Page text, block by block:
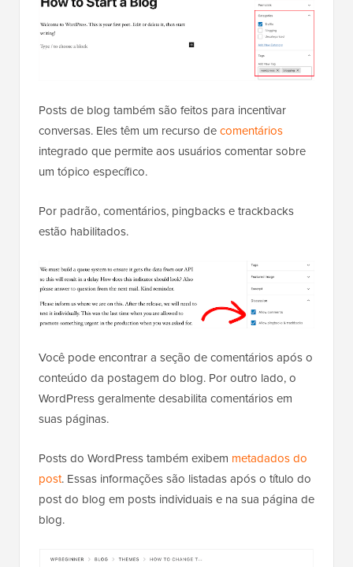
Posts de blog também são feitos para incentivar
conversas. Eles têm um recurso decomentários
integrado que permite aos usuários comentar sobre
um tópico específico.
Por padrão, comentários, pingbacks e trackbacks
estão habilitados.
Você pode encontrar a seção de comentários após o
conteúdo da postagem do blog. Por outro lado, o
WordPress geralmente desabilita comentários em
suas páginas.
Posts do WordPress também exibem metadados do
post. Essas informações são listadas após o título do
post do blog em posts individuais e na sua página de
blog.